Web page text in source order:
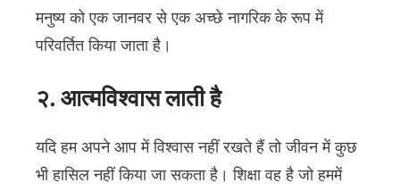
मनुष्य को एक जानवर से एक अच्छे नागरिक के रूप में
परिवर्तित किया जाता है।
२. आत्मविश्वास लाती है
यदि हम अपने आप में विश्वास नहीं रखते हैं तो जीवन में कुछ
भी हासिल नहीं किया जा सकता है। शिक्षा वह है जो हममें